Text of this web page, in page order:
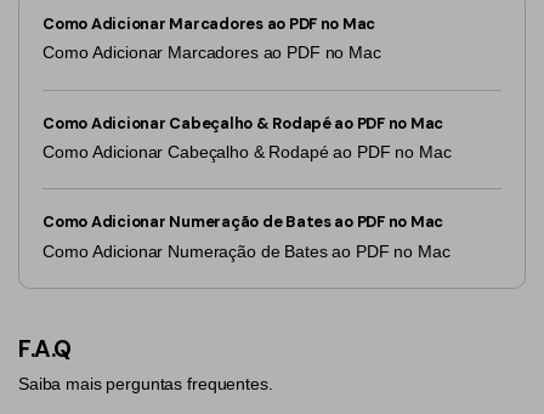
Como Adicionar Marcadores ao PDF no Mac
Como Adicionar Marcadores ao PDF no Mac
Como Adicionar Cabeçalho & Rodapé ao PDF no Mac
Como Adicionar Cabeçalho & Rodapé ao PDF no Mac
Como Adicionar Numeração de Bates ao PDF no Mac
Como Adicionar Numeração de Bates ao PDF no Mac
F.A.Q
Saiba mais perguntas frequentes.